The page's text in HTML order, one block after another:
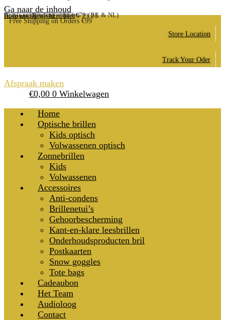
Ga naar de inhoud
Gratis verzending vanaf €79 (BE & NL)
Account, Registreer hier
Hulp nodig? (+32) 011/19 23 25
Free Shipping on Orders €99
Store Location
Track Your Oder
Afspraak maken
€0,00 0 Winkelwagen
Home
Optische brillen
Kids optisch
Volwassenen optisch
Zonnebrillen
Kids
Volwassenen
Accessoires
Anti-condens
Brillenetui’s
Gehoorbescherming
Kant-en-klare leesbrillen
Onderhoudsproducten bril
Postkaarten
Snow goggles
Tote bags
Cadeaubon
Het Team
Audioloog
Contact